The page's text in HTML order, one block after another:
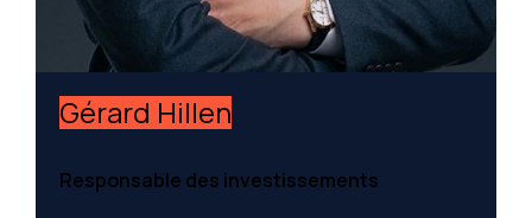
Gérard Hillen
Responsable des investissements